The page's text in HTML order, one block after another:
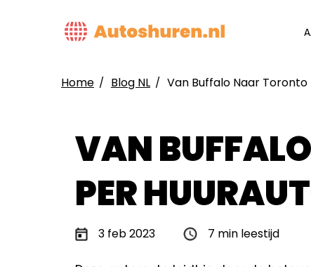
KRUIMELPAD
Home Blog NL Van Buffalo Naar Toronto
VAN
PER
3 feb 2023 7 min leestijd